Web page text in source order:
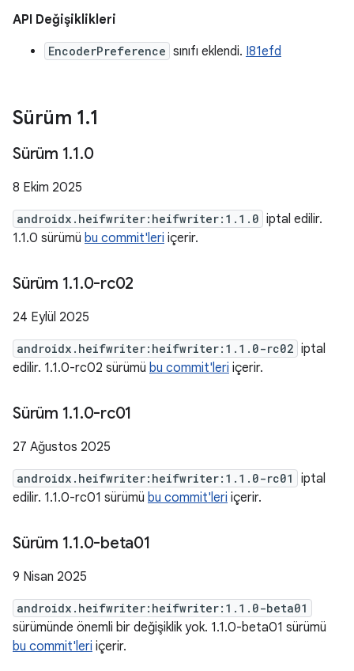
API Değişiklikleri
EncoderPreference sınıfı eklendi. I81efd
Sürüm 1.1
Sürüm 1.1.0
8 Ekim 2025
androidx.heifwriter:heifwriter:1.1.0 iptal edilir.
1.1.0 sürümü bu commit'leri içerir.
Sürüm 1.1.0-rc02
24 Eylül 2025
androidx.heifwriter:heifwriter:1.1.0-rc02 iptal
edilir. 1.1.0-rc02 sürümü bu commit'leri içerir.
Sürüm 1.1.0-rc01
27 Ağustos 2025
androidx.heifwriter:heifwriter:1.1.0-rc01
iptal
edilir. 1.1.0-rc01 sürümü bu commit'leri içerir.
Sürüm 1.1.0-beta01
9 Nisan 2025
androidx.heifwriter:heifwriter:1.1.0-beta01
sürümünde önemli bir değişiklik yok. 1.1.0-beta01 sürümü
bu commit'leri içerir.